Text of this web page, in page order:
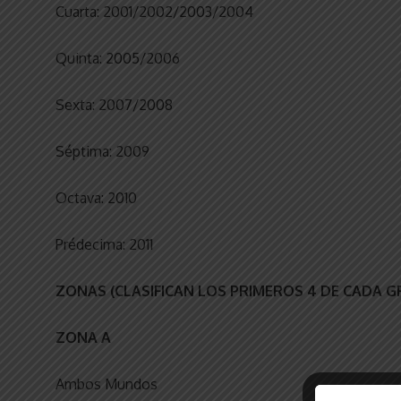
Cuarta: 2001/2002/2003/2004
Quinta: 2005/2006
Sexta: 2007/2008
Séptima: 2009
Octava: 2010
Prédecima: 2011
ZONAS (CLASIFICAN LOS PRIMEROS 4 DE CADA
ZONA A
Ambos Mundos